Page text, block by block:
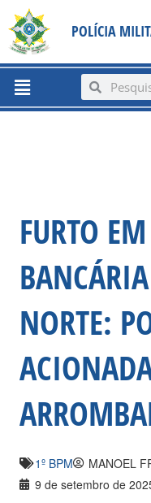
content
para
conteúdo
POLÍCIA
Menu SearchSearch
FURTO
NORTE:
1º BPM
MANOEL
9 de setembro de